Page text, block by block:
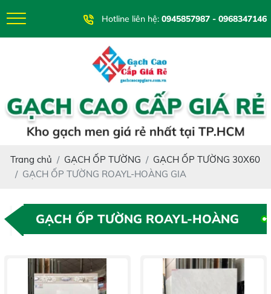
Hotline liên hệ:0945857987 - 0968347146
Trang chủ GẠCH ỐP TƯỜNG
GẠCH ỐP TƯỜNG 30X60
GẠCH ỐP TƯỜNG ROAYL-HOÀNG GIA
GẠCH ỐP TƯỜNG ROAYL-HOÀNG